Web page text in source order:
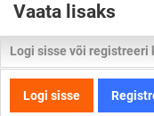
Vaata lisaks
Logi sisse või registreeri
Logi sisse